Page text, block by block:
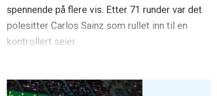
spennende på flere vis. Etter 71 runder var det
polesitter Carlos Sainz som rullet inn til en
kontrollert seier.